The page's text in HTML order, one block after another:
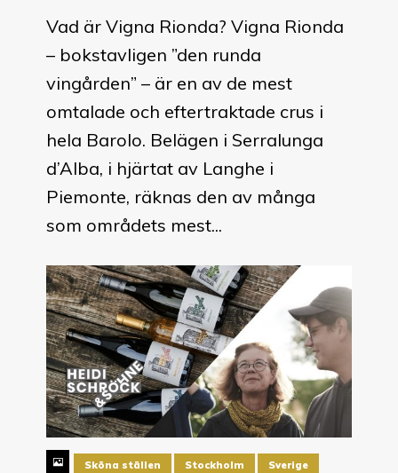
Vad är Vigna Rionda? Vigna Rionda
– bokstavligen ”den runda
vingården” – är en av de mest
omtalade och eftertraktade crus i
hela Barolo. Belägen i Serralunga
d’Alba, i hjärtat av Langhe i
Piemonte, räknas den av många
som områdets mest...
Sköna ställen Stockholm Sverige